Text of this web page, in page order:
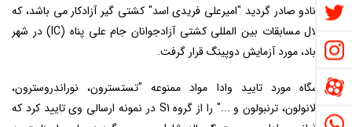
ایران نادو صادر گردید "امیرعلی فریدی اسد" کشتی گیر آزادکار می باشد، که
در خلال مسابقات بین المللی کشتی آزادجوانان جام علی پناه (IC) در شهر
خرم آباد، مورد آزمایش دوپینگ قرار گرفت.
آزمایشگاه مورد تایید وادا مواد ممنوعه "تستسترون، نوراندروسترون،
اتیوکولانولون، ترنبولون و ..." را از گروه S1 در نمونه ارسالی وی تایید کرد که